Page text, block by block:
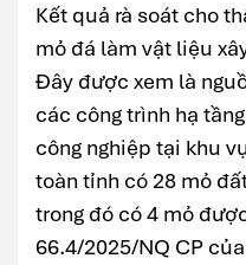
Kết quả rà soát cho
mỏ đá làm vật liệu
Đây được xem là
các công trình hạ
công nghiệp tại khu
toàn tỉnh có 28 mỏ
trong đó có 4 mỏ
66.4/2025/NQ CP